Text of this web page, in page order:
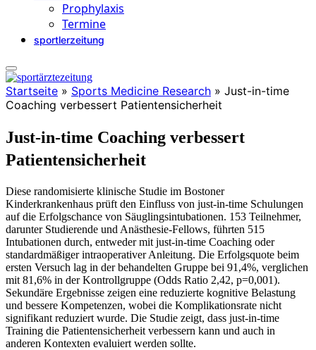
Prophylaxis
Termine
sportlerzeitung
Startseite » Sports Medicine Research » Just-in-time
Coaching verbessert Patientensicherheit
Just-in-time Coaching verbessert
Patientensicherheit
Diese randomisierte klinische Studie im Bostoner
Kinderkrankenhaus prüft den Einfluss von just-in-time Schulungen
auf die Erfolgschance von Säuglingsintubationen. 153 Teilnehmer,
darunter Studierende und Anästhesie-Fellows, führten 515
Intubationen durch, entweder mit just-in-time Coaching oder
standardmäßiger intraoperativer Anleitung. Die Erfolgsquote beim
ersten Versuch lag in der behandelten Gruppe bei 91,4%, verglichen
mit 81,6% in der Kontrollgruppe (Odds Ratio 2,42, p=0,001).
Sekundäre Ergebnisse zeigen eine reduzierte kognitive Belastung
und bessere Kompetenzen, wobei die Komplikationsrate nicht
signifikant reduziert wurde. Die Studie zeigt, dass just-in-time
Training die Patientensicherheit verbessern kann und auch in
anderen Kontexten evaluiert werden sollte.